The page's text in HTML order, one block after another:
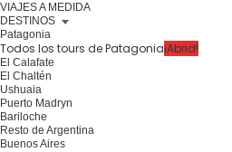
VIAJES A MEDIDA
DESTINOS
Patagonia
Todos los tours de Patagonia¡Abrid!
El Calafate
El Chaltén
Ushuaia
Puerto Madryn
Bariloche
Resto de Argentina
Buenos Aires